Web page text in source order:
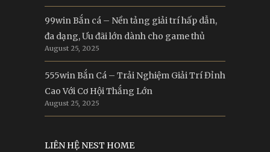
99win Bắn cá – Nền tảng giải trí hấp dẫn,
đa dạng, Ưu đãi lớn dành cho game thủ
August 25, 2025
555win Bắn Cá – Trải Nghiệm Giải Trí Đỉnh
Cao Với Cơ Hội Thắng Lớn
August 25, 2025
LIÊN HỆ NEST HOME